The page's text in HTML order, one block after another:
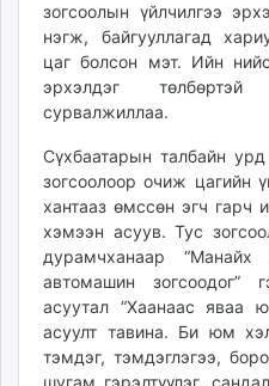
shuum.mn
times.mn
tvmongolia.mn
mass.mn
assa.mn
toim.mn
tac.mn
paparazzi.mn
unread.today
зогсоолын үйлчилгээ
нэгж, байгууллагад
цаг болсон мэт. Ийн
эрхэлдэг төлбөртэй
сурвалжиллаа.
Сүхбаатарын талбайн
зогсоолоор очиж цагийн
хантааз өмссөн эгч гарч
хэмээн асуув. Тус
дурамчханаар “Манайх
автомашин
асуутал “Хаанаас яваа
асуулт тавина. Би юм
тэмдэг, тэмдэглэгээ,